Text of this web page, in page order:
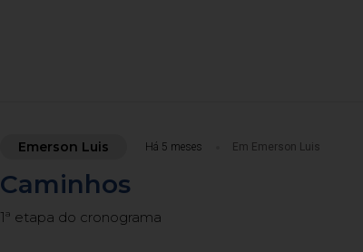
Emerson Luis Há 5 meses Em Emerson Luis
Caminhos
1ª etapa do cronograma